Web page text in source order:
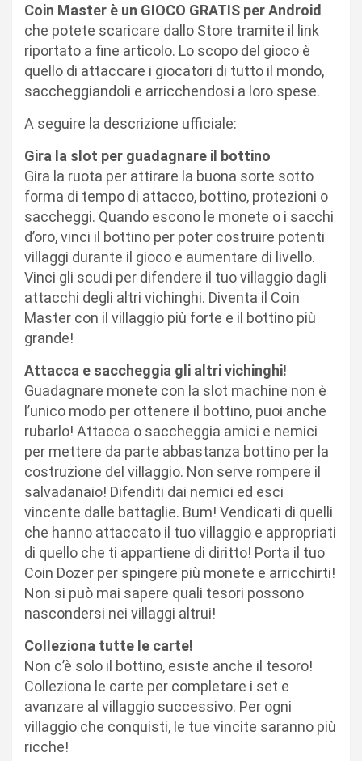
Coin Master è un GIOCO GRATIS per Android
che potete scaricare dallo Store tramite il link
riportato a fine articolo. Lo scopo del gioco è
quello di attaccare i giocatori di tutto il mondo,
saccheggiandoli e arricchendosi a loro spese.
A seguire la descrizione ufficiale:
Gira la slot per guadagnare il bottino
Gira la ruota per attirare la buona sorte sotto
forma di tempo di attacco, bottino, protezioni o
saccheggi. Quando escono le monete o i sacchi
d’oro, vinci il bottino per poter costruire potenti
villaggi durante il gioco e aumentare di livello.
Vinci gli scudi per difendere il tuo villaggio dagli
attacchi degli altri vichinghi. Diventa il Coin
Master con il villaggio più forte e il bottino più
grande!
Attacca e saccheggia gli altri vichinghi!
Guadagnare monete con la slot machine non è
l’unico modo per ottenere il bottino, puoi anche
rubarlo! Attacca o saccheggia amici e nemici
per mettere da parte abbastanza bottino per la
costruzione del villaggio. Non serve rompere il
salvadanaio! Difenditi dai nemici ed esci
vincente dalle battaglie. Bum! Vendicati di quelli
che hanno attaccato il tuo villaggio e appropriati
di quello che ti appartiene di diritto! Porta il tuo
Coin Dozer per spingere più monete e arricchirti!
Non si può mai sapere quali tesori possono
nascondersi nei villaggi altrui!
Colleziona tutte le carte!
Non c’è solo il bottino, esiste anche il tesoro!
Colleziona le carte per completare i set e
avanzare al villaggio successivo. Per ogni
villaggio che conquisti, le tue vincite saranno più
ricche!